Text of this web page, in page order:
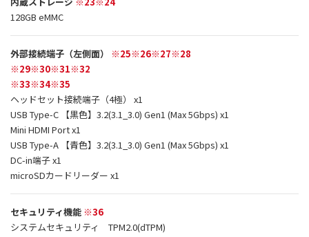
128GB eMMC
外部接続端子（左側面）
※25※26※27※28
※29※30※31※32
※33※34※35
ヘッドセット接続端子（4極） x1
USB Type-C 【黒色】3.2(3.1_3.0) Gen1 (Max 5Gbps) x1
Mini HDMI Port x1
USB Type-A 【青色】3.2(3.1_3.0) Gen1 (Max 5Gbps) x1
DC-in端子 x1
microSDカードリーダー x1
セキュリティ機能 ※36
システムセキュリティ TPM2.0(dTPM)